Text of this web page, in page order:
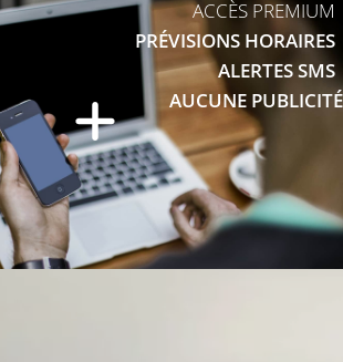
ACCÈS PREMIUM
PRÉVISIONS HORAIRES
ALERTES SMS
AUCUNE PUBLICITÉ